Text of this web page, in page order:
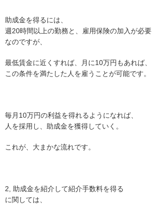
助成金を得るには、
週20時間以上の勤務と、雇用保険の加入が必要
なのですが、
最低賃金に近くすれば、月に10万円もあれば、
この条件を満たした人を雇うことが可能です。
毎月10万円の利益を得れるようになれば、
人を採用し、助成金を獲得していく。
これが、大まかな流れです。
2, 助成金を紹介して紹介手数料を得る
に関しては、